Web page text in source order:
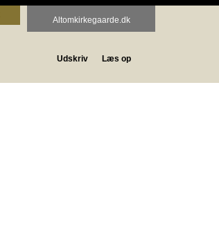
Altomkirkegaarde.dk
Udskriv Læs op